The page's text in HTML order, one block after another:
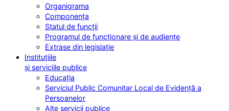
Organigrama
Componența
Statul de funcții
Programul de funcționare și de audiențe
Extrase din legislație
Instituțiile
și serviciile publice
Educația
Serviciul Public Comunitar Local de Evidență a
Persoanelor
Alte servicii publice